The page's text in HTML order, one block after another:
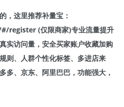
，这里推荐补量宝：
(仅限商家)专业流量提升
实访问量，安全买家账户收藏加购
则、人群个性化标签、多进店来
多、京东、阿里巴巴，功能强大，